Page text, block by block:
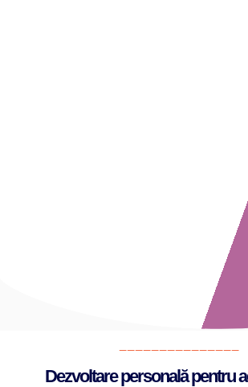
Dezvoltare personală pentru